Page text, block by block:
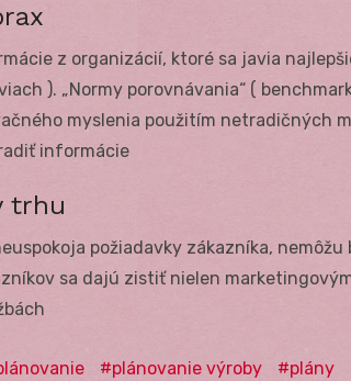
z organizácií, ktoré sa javia
). „Normy porovnávania“ (
myslenia použitím netradičných
informácie
trhu
požiadavky zákazníka, nemôžu
sa dajú zistiť nielen
plánovanie výroby plány